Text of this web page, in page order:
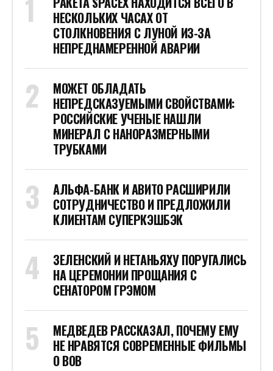
НЕСКОЛЬКИХ ЧАСАХ ОТ
СТОЛКНОВЕНИЯ С ЛУНОЙ ИЗ-ЗА
НЕПРЕДНАМЕРЕННОЙ АВАРИИ
МОЖЕТ ОБЛАДАТЬ
НЕПРЕДСКАЗУЕМЫМИ СВОЙСТВАМИ:
РОССИЙСКИЕ УЧЕНЫЕ НАШЛИ
МИНЕРАЛ С НАНОРАЗМЕРНЫМИ
ТРУБКАМИ
АЛЬФА-БАНК И АВИТО РАСШИРИЛИ
СОТРУДНИЧЕСТВО И ПРЕДЛОЖИЛИ
КЛИЕНТАМ СУПЕРКЭШБЭК
ЗЕЛЕНСКИЙ И НЕТАНЬЯХУ ПОРУГАЛИСЬ
НА ЦЕРЕМОНИИ ПРОЩАНИЯ С
СЕНАТОРОМ ГРЭМОМ
МЕДВЕДЕВ РАССКАЗАЛ, ПОЧЕМУ ЕМУ
НЕ НРАВЯТСЯ СОВРЕМЕННЫЕ ФИЛЬМЫ
О ВОВ